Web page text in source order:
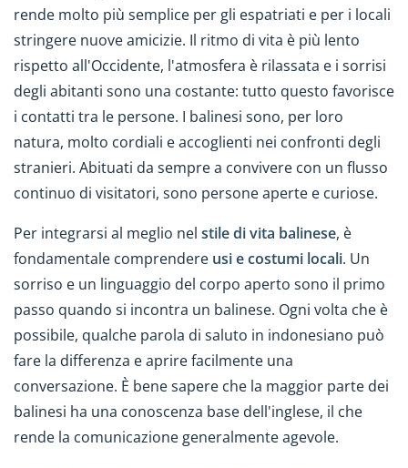
rende molto più semplice per gli espatriati e per i locali
stringere nuove amicizie. Il ritmo di vita è più lento
rispetto all'Occidente, l'atmosfera è rilassata e i sorrisi
degli abitanti sono una costante: tutto questo favorisce
i contatti tra le persone. I balinesi sono, per loro
natura, molto cordiali e accoglienti nei confronti degli
stranieri. Abituati da sempre a convivere con un flusso
continuo di visitatori, sono persone aperte e curiose.
Per integrarsi al meglio nel stile di vita balinese, è
fondamentale comprendere usi e costumi locali. Un
sorriso e un linguaggio del corpo aperto sono il primo
passo quando si incontra un balinese. Ogni volta che è
possibile, qualche parola di saluto in indonesiano può
fare la differenza e aprire facilmente una
conversazione. È bene sapere che la maggior parte dei
balinesi ha una conoscenza base dell'inglese, il che
rende la comunicazione generalmente agevole.